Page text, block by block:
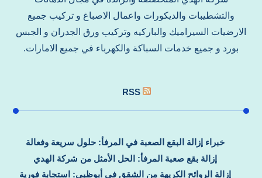
والتشطيبات والديكورات واعمال الاصباغ و تركيب جميع
الارضيات السيراميك والباركيه وتركيب ورق الجدران و الجبس
بورد و جميع خدمات السباكة والكهرباء في جميع الامارات.
RSS
خبراء إزالة البقع الصعبة في المرفأ: حلول سريعة وفعالة
إزالة بقع صعبة المرفأ: الحل الأمثل من شركة الهدي
إزالة الروائح الكريهة من الشقق في أبوظبي: استجابة فورية